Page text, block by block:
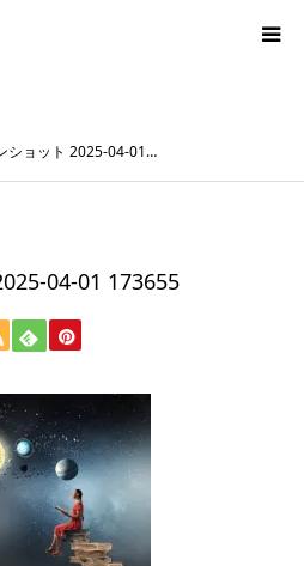
ショット 2025-04-01…
04-01 173655